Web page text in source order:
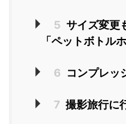
5 サイズ変更
「ペットボトル
6 コンプレッ
7 撮影旅行に